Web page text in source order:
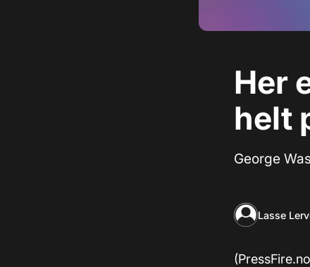
Her
helt
George
Lasse